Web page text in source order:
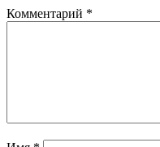
Комментарий *